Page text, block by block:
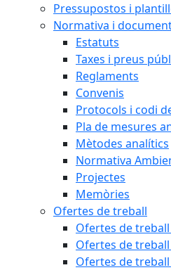
Pressupostos i
Normativa i
Estatuts
Taxes i preus
Reglaments
Convenis
Protocols i codi
Pla de mesures
Mètodes analítics
Normativa
Projectes
Memòries
Ofertes de treball
Ofertes de
Ofertes de
Ofertes de